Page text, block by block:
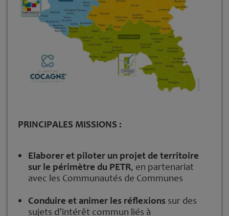
PRINCIPALES MISSIONS :
Elaborer et piloter un projet de territoire
sur le périmètre du PETR, en partenariat
avec les Communautés de Communes
Conduire et animer les réflexions sur des
sujets d’intérêt commun liés à